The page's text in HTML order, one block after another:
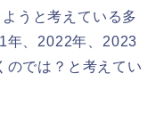
うと考えている多
年、2022年、2023
のでは？と考えてい